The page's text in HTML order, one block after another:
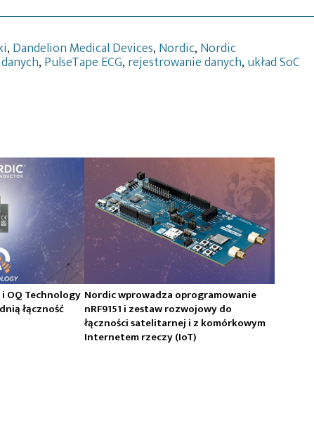
, Dandelion Medical Devices, Nordic, Nordic
, PulseTape ECG, rejestrowanie danych, układ SoC
OQ Technology
łączność
Nordic wprowadza oprogramowanie
nRF9151 i zestaw rozwojowy do
łączności satelitarnej i z komórkowym
Internetem rzeczy (IoT)